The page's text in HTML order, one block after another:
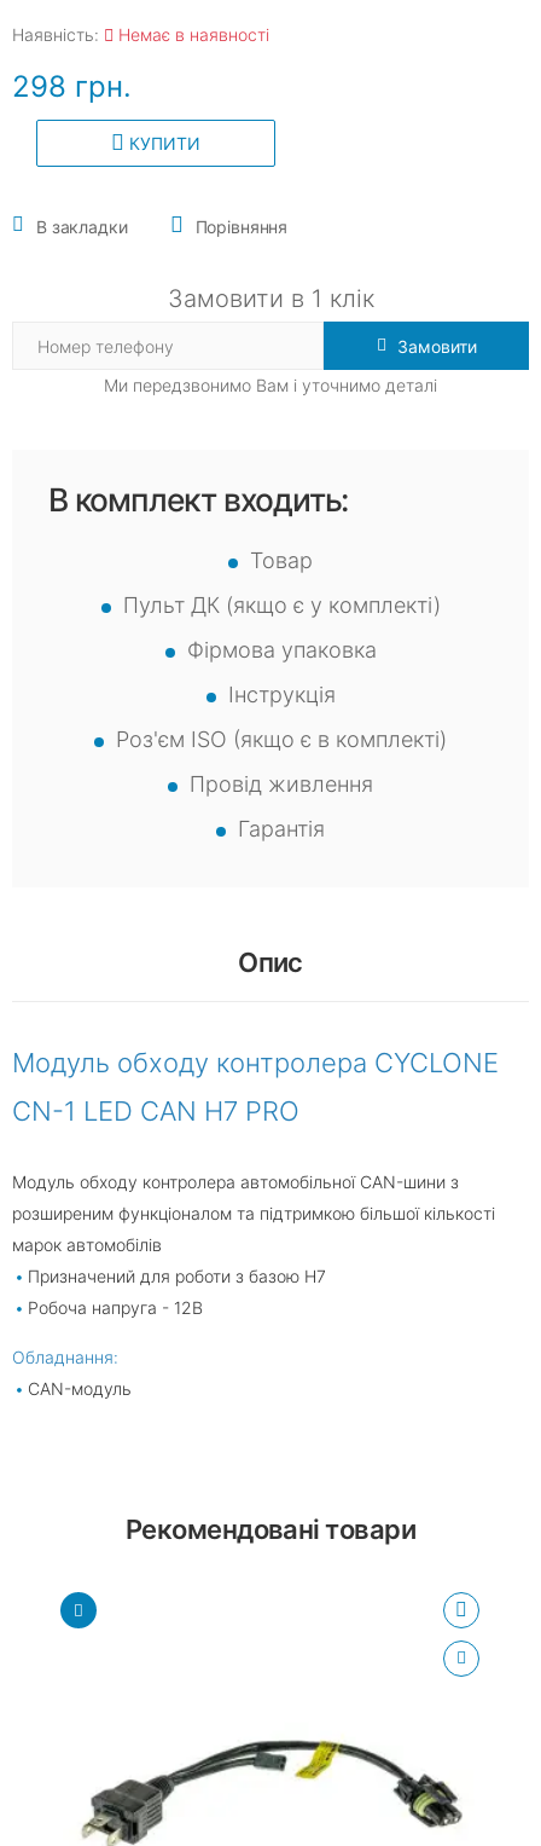
Наявність: Немає в наявності
298 грн.
КУПИТИ
В закладки Порівняння
Замовити в 1 клік
Замовити
Ми передзвонимо Вам і уточнимо деталі
В комплект входить:
Товар
Пульт ДК (якщо є у комплекті)
Фірмова упаковка
Інструкція
Роз'єм ISO (якщо є в комплекті)
Провід живлення
Гарантія
Опис
Модуль обходу контролера CYCLONE
CN-1 LED CAN H7 PRO
Модуль обходу контролера автомобільної CAN-шини з
розширеним функціоналом та підтримкою більшої кількості
марок автомобілів
Призначений для роботи з базою H7
Робоча напруга - 12В
Обладнання:
CAN-модуль
Рекомендовані товари